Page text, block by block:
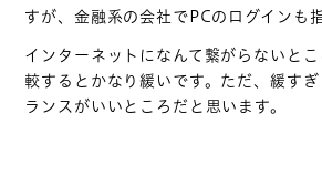
すが、金融系の会社でPCのログインも
インターネットになんて繋がらないと
較するとかなり緩いです。ただ、緩す
ランスがいいところだと思います。